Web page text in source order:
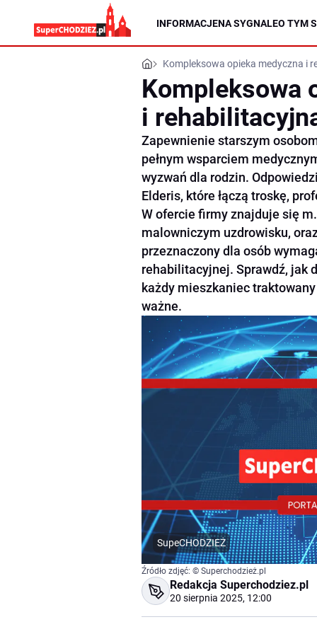
INFORMACJENA SYGNALEO TYM
Kompleksowa opieka medyczna i
Kompleksowa
i
Zapewnienie starszym
pełnym wsparciem
wyzwań dla rodzin.
Elderis, które łączą troskę,
W ofercie firmy znajduje się
malowniczym uzdrowisku,
przeznaczony dla osób
rehabilitacyjnej. Sprawdź, jak
każdy mieszkaniec
ważne.
SupeCHODZIEŻ
Źródło zdjęć: © Superchodzież.pl
Redakcja Superchodziez.pl
20 sierpnia 2025, 12:00